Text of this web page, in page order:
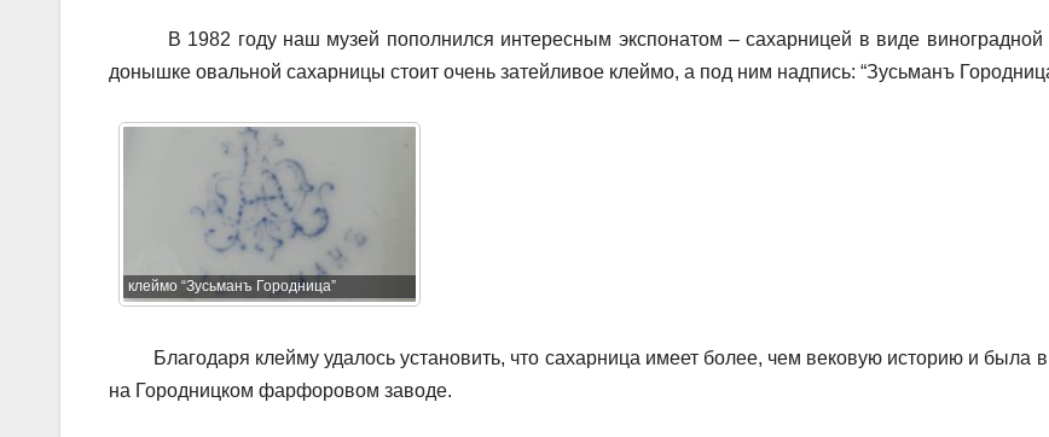
В 1982 году наш музей пополнился интересным экспонатом – сахарницей в виде виноградной
донышке овальной сахарницы стоит очень затейливое клеймо, а под ним надпись: “Зусьманъ
клеймо “Зусьманъ Городница”
Благодаря клейму удалось установить, что сахарница имеет более, чем вековую историю и была
на Городницком фарфоровом заводе.